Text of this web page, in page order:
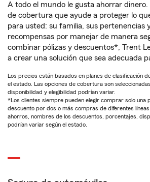
A todo el mundo le gusta ahorrar dinero.
de cobertura que ayude a proteger lo
para usted: su familia, sus pertenencias
recompensas por manejar de manera
combinar pólizas y descuentos*, Trent
a crear una solución que sea adecuada
Los precios están basados en planes de clasificación
el estado. Las opciones de cobertura son
disponibilidad y elegibilidad podrían variar.
*Los clientes siempre pueden elegir comprar solo una
descuento por dos o más compras de diferentes
ahorros, nombres de los descuentos, porcentajes,
podrían variar según el estado.